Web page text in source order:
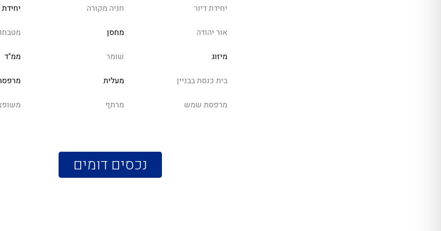
יחידת דיור חניה מקורה
אור יהודה מחסן
מיזוג שומר ממ"ד
בית כנסת בבניין מעלית
מרפסת שמש מרתף
נכסים דומים